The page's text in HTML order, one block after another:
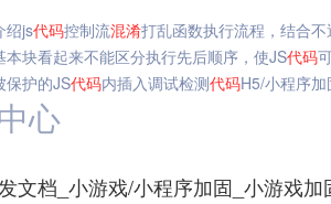
绍js代码控制流混淆打乱函数执行流程，结合
块看起来不能区分执行先后顺序，使JS代码
保护的JS代码内插入调试检测代码H5/小程序
心
文档_小游戏/小程序加固_小游戏